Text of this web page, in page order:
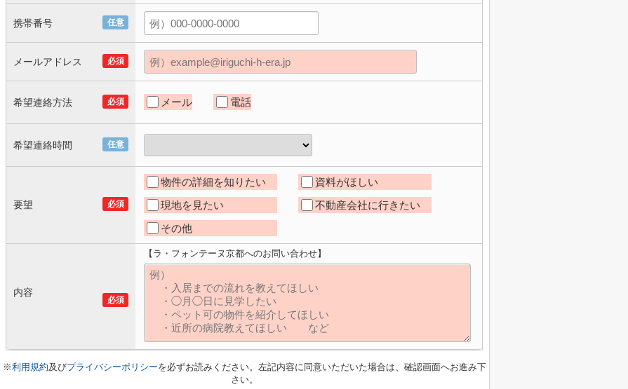
任意
携帯番号
必須
メールアドレス
必須
希望連絡方法 メール 電話
任意
希望連絡時間
必須
要望
物件の詳細を知りたい
資料がほしい
現地を見たい
不動産会社に行きたい
その他
必須
内容
【ラ・フォンテーヌ京都へのお問い合わせ】
※利用規約及びプライバシーポリシーを必ずお読みください。左記内容に同意いただいた場合は、確認画面へお進み下
さい。